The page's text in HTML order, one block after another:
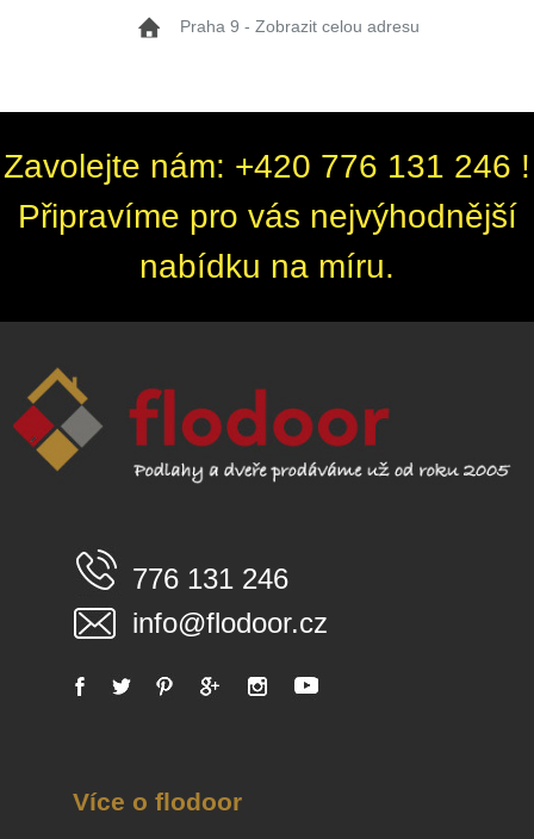
Praha 9 - Zobrazit celou adresu
Zavolejte nám: +420 776 131 246 !
Připravíme pro vás nejvýhodnější
nabídku na míru.
776 131 246
info@flodoor.cz
Více o flodoor